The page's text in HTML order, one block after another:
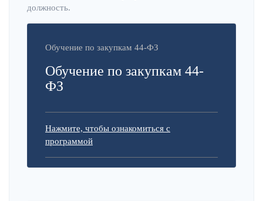
должность.
Обучение по закупкам 44-ФЗ
Обучение по закупкам 44-
ФЗ
Нажмите, чтобы ознакомиться с
программой